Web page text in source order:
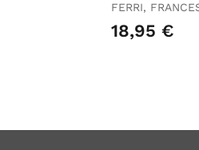
FERRI,
18,95 €